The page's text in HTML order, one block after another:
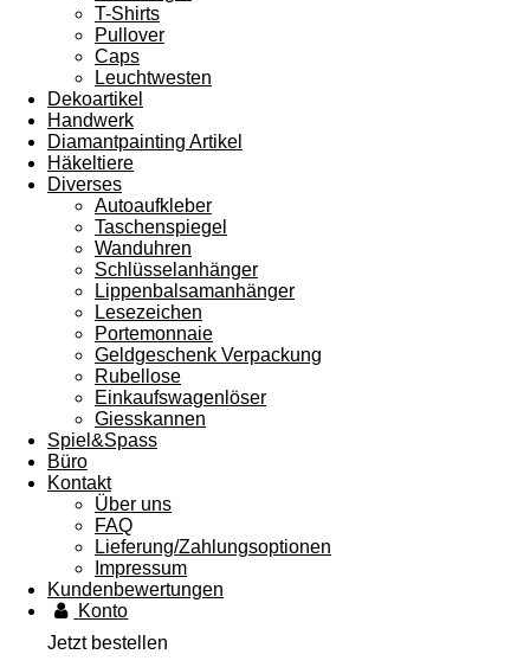
T-Shirts
Pullover
Caps
Leuchtwesten
Dekoartikel
Handwerk
Diamantpainting Artikel
Häkeltiere
Diverses
Autoaufkleber
Taschenspiegel
Wanduhren
Schlüsselanhänger
Lippenbalsamanhänger
Lesezeichen
Portemonnaie
Geldgeschenk Verpackung
Rubellose
Einkaufswagenlöser
Giesskannen
Spiel&Spass
Büro
Kontakt
Über uns
FAQ
Lieferung/Zahlungsoptionen
Impressum
Kundenbewertungen
Konto
Jetzt bestellen